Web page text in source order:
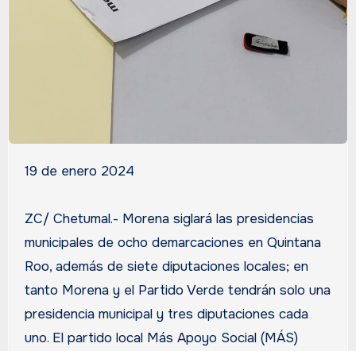
19 de enero 2024
ZC/ Chetumal.- Morena siglará las presidencias
municipales de ocho demarcaciones en Quintana
Roo, además de siete diputaciones locales; en
tanto Morena y el Partido Verde tendrán solo una
presidencia municipal y tres diputaciones cada
uno. El partido local Más Apoyo Social (MÁS)